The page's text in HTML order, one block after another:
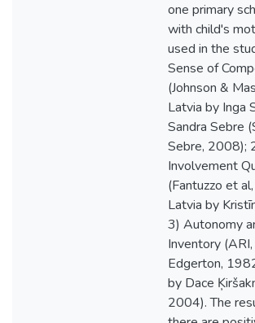
one primary
with child's
used in the
Sense of
(Johnson &
Latvia by Inga
Sandra Sebre
Sebre, 2008);
Involvement
(Fantuzzo et
Latvia by
3) Autonomy
Inventory
Edgerton,
by Dace
2004). The